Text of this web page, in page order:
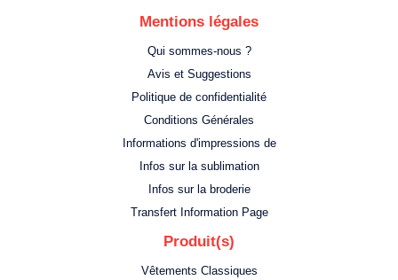
Mentions légales
Qui sommes-nous ?
Avis et Suggestions
Politique de confidentialité
Conditions Générales
Informations d'impressions de
Infos sur la sublimation
Infos sur la broderie
Transfert Information Page
Produit(s)
Vêtements Classiques